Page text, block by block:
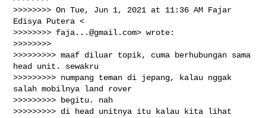
>>>>>>>> On Tue, Jun 1, 2021 at 11:36 AM Fajar
Edisya Putera <
>>>>>>>> faja...@gmail.com> wrote:
>>>>>>>>
>>>>>>>>> maaf diluar topik, cuma berhubungan sama
head unit. sewakru
>>>>>>>>> numpang teman di jepang, kalau nggak
salah mobilnya land rover
>>>>>>>>> begitu. nah
>>>>>>>>> di head unitnya itu kalau kita lihat